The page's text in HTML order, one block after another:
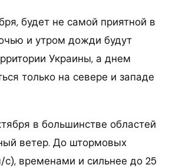
будет не самой приятной в
и утром дожди будут
Украины, а днем
только на севере и западе
в большинстве областей
ветер. До штормовых
с), временами и сильнее до 25